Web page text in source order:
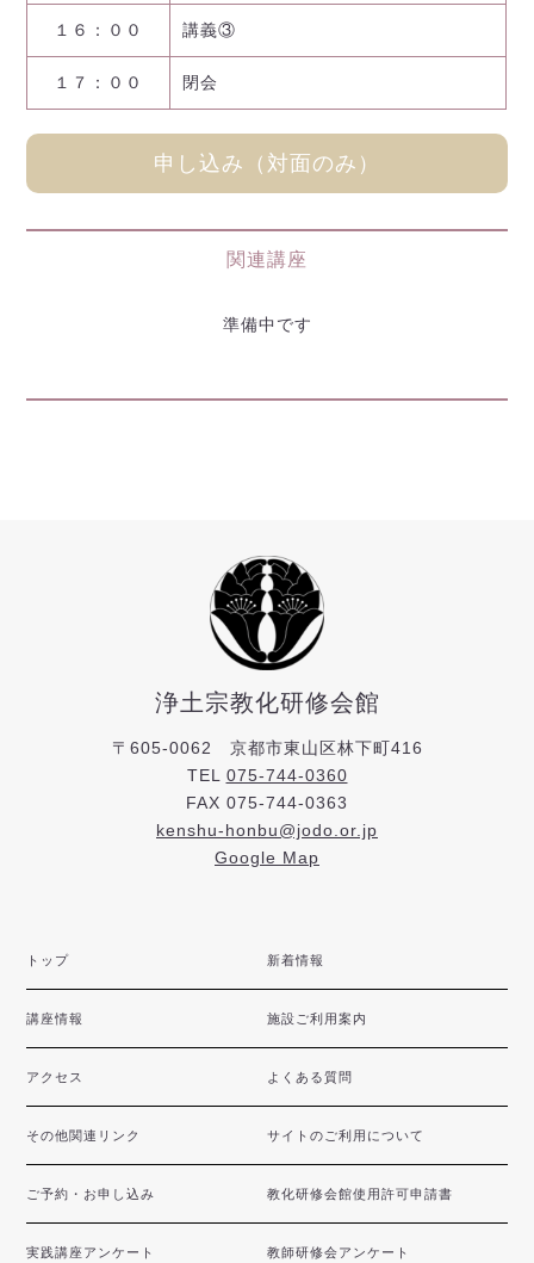
１６：００ 講義③
１７：００ 閉会
申し込み（対面のみ）
関連講座
準備中です
浄土宗教化研修会館
〒605-0062 京都市東山区林下町416
TEL 075-744-0360
FAX 075-744-0363
kenshu-honbu@jodo.or.jp
Google Map
トップ 新着情報
講座情報 施設ご利用案内
アクセス よくある質問
その他関連リンク サイトのご利用について
ご予約・お申し込み 教化研修会館使用許可申請書
実践講座アンケート 教師研修会アンケート